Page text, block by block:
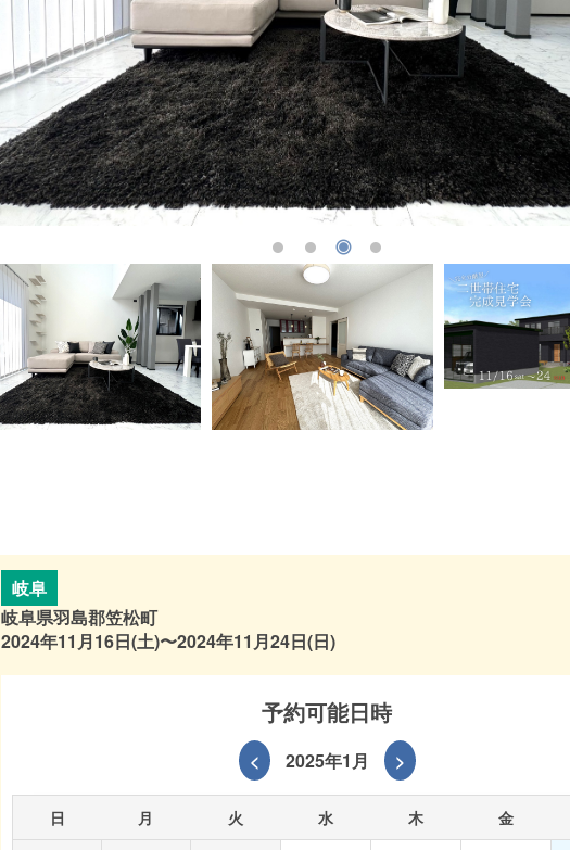
岐阜
岐阜県羽島郡笠松町
2024年11月16日(土)〜2024年11月24日(日)
予約可能日時
< 2025年1月 >
日 月 火 水 木 金